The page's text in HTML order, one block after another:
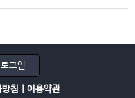
로그인
침 이용약관